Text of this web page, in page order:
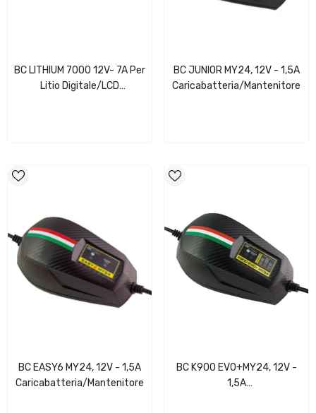
BC LITHIUM 7000 12V- 7A Per
Litio Digitale/LCD
BC JUNIOR MY24, 12V - 1,5A
Caricabatteria/Mantenitore
BC EASY6 MY24, 12V - 1,5A
Caricabatteria/Mantenitore
BC K900 EVO+MY24, 12V -
1,5A